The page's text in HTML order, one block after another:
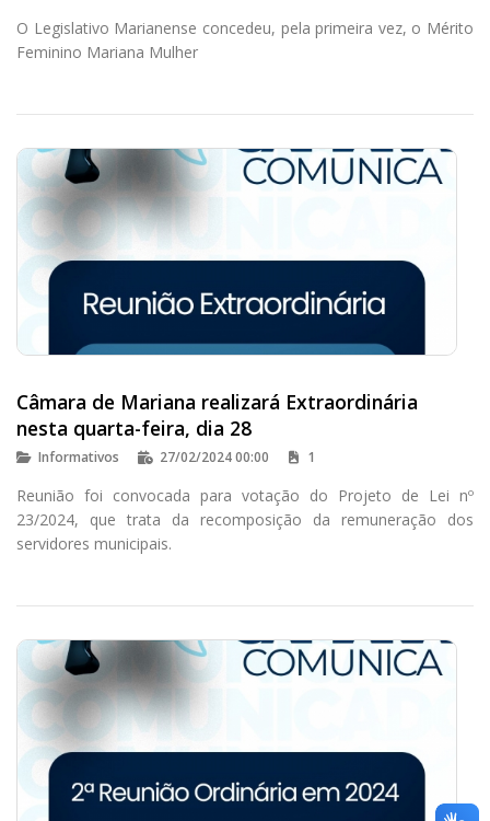
O Legislativo Marianense concedeu, pela primeira vez, o Mérito
Feminino Mariana Mulher
Câmara de Mariana realizará Extraordinária
nesta quarta-feira, dia 28
Informativos 27/02/2024 00:00 1
Reunião foi convocada para votação do Projeto de Lei nº
23/2024, que trata da recomposição da remuneração dos
servidores municipais.